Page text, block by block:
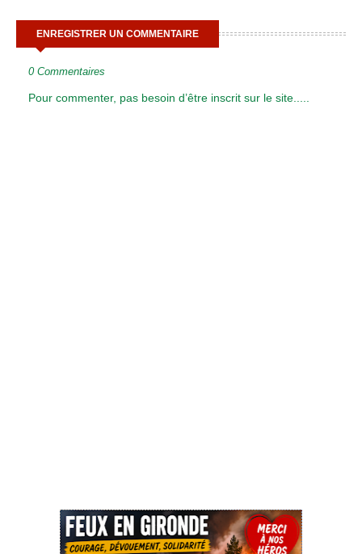
ENREGISTRER UN COMMENTAIRE
0 Commentaires
Pour commenter, pas besoin d’être inscrit sur le site.....